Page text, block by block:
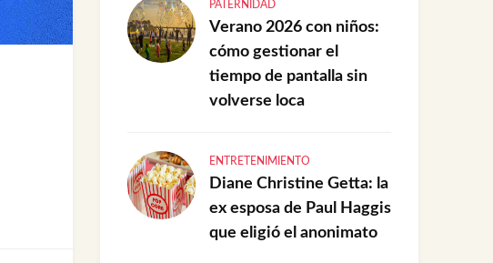
PATERNIDAD
Verano 2026 con niños:
cómo gestionar el
tiempo de pantalla sin
volverse loca
ENTRETENIMIENTO
Diane Christine Getta: la
ex esposa de Paul Haggis
que eligió el anonimato